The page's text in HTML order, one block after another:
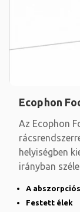
Ecophon
Az Ecophon
helyiségben
irányban
A
Festett élek